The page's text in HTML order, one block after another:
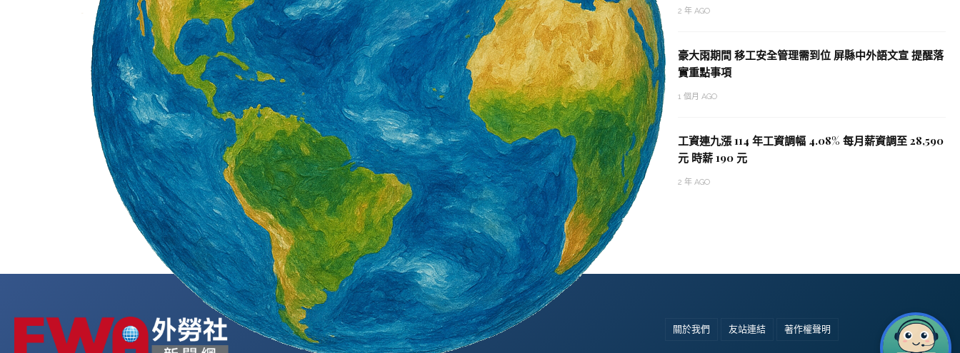
2 年 AGO
豪大雨期間 移工安全管理需到位 屏縣中外語文宣 提醒落
實重點事項
1 個月 AGO
工資連九漲 114 年工資調幅 4.08% 每月薪資調至 28,590
元 時薪 190 元
2 年 AGO
外籍勞工通訊社版權所有 ©
關於我們 友站連結 著作權聲明